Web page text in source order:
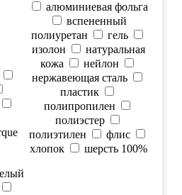
алюминиевая фольга
вспененный
полиуретан
гель
изолон
натуральная
кожа
нейлон
нержавеющая сталь
пластик
полипропилен
полиэстер
полиэтилен
флис
хлопок
шерсть 100%